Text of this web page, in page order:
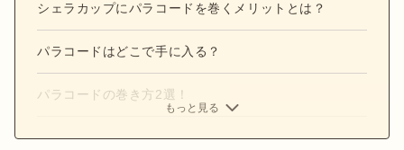
シェラカップにパラコードを巻くメリットとは？
パラコードはどこで手に入る？
パラコードの巻き方2選！
もっと見る